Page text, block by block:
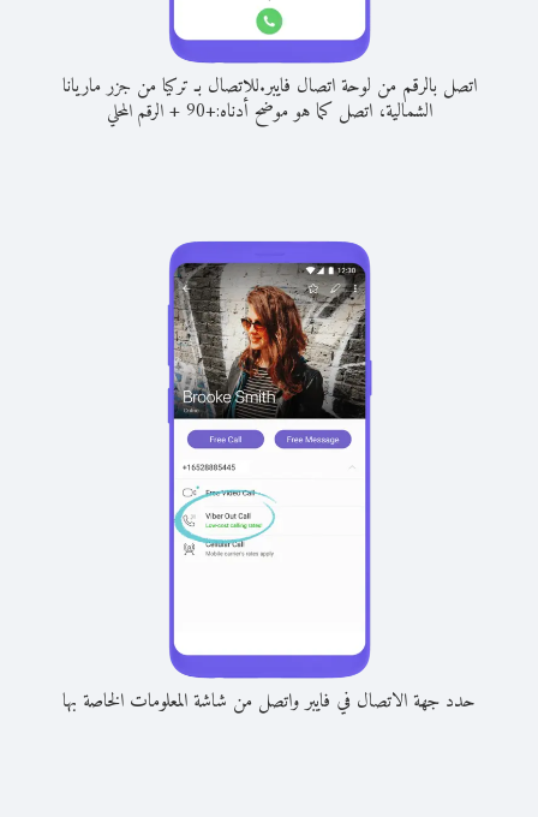
اتصل بالرقم من لوحة اتصال فايبر.للاتصال بـ تركيا من جزر ماريانا
الشمالية، اتصل كما هو موضح أدناه:+
90
+الرقم المحلي
حدد جهة الاتصال في فايبر واتصل من شاشة المعلومات الخاصة بها